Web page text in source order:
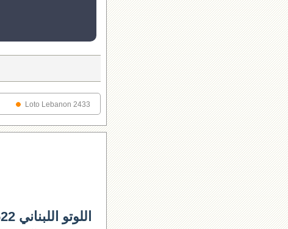
Loto Lebanon 2433
اللوتو اللبناني 1622